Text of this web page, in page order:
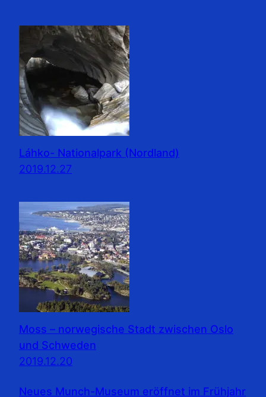
Láhko- Nationalpark (Nordland)
2019.12.27
Moss – norwegische Stadt zwischen Oslo
und Schweden
2019.12.20
Neues Munch-Museum eröffnet im Frühjahr